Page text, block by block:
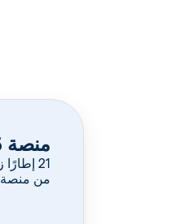
منصة MT5 متاحة الآن
من منصة MT4.